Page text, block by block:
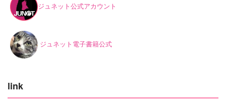
ジュネット公式アカウント
ジュネット電子書籍公式
link